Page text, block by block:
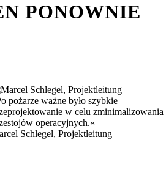
PONOWNIE
pożarze ważne było szybkie
w celu zminimalizowania
operacyjnych.«
Schlegel, Projektleitung